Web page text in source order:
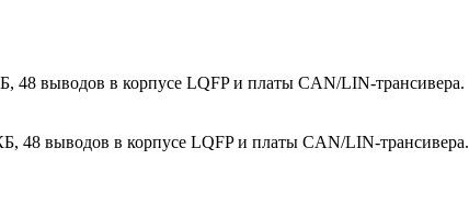
выводов в корпусе LQFP и платы CAN/LIN-трансивера.
выводов в корпусе LQFP и платы CAN/LIN-трансивера.